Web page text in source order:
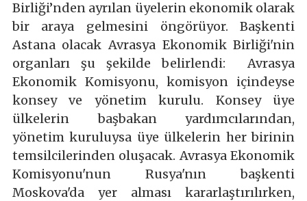
Birliği’nden ayrılan üyelerin ekonomik olarak
bir araya gelmesini öngörüyor. Başkenti
Astana olacak Avrasya Ekonomik Birliği'nin
organları şu şekilde belirlendi: Avrasya
Ekonomik Komisyonu, komisyon içindeyse
konsey ve yönetim kurulu. Konsey üye
ülkelerin başbakan yardımcılarından,
yönetim kuruluysa üye ülkelerin her birinin
temsilcilerinden oluşacak. Avrasya Ekonomik
Komisyonu'nun Rusya'nın başkenti
Moskova'da yer alması kararlaştırılırken,